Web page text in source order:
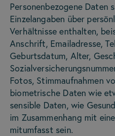
Personenbezogene Daten
Einzelangaben über
Verhältnisse enthalten,
Anschrift, Emailadresse,
Geburtsdatum, Alter,
Fotos, Stimmaufnahmen
biometrische Daten wie
sensible Daten, wie
im Zusammenhang mit
mitumfasst sein.